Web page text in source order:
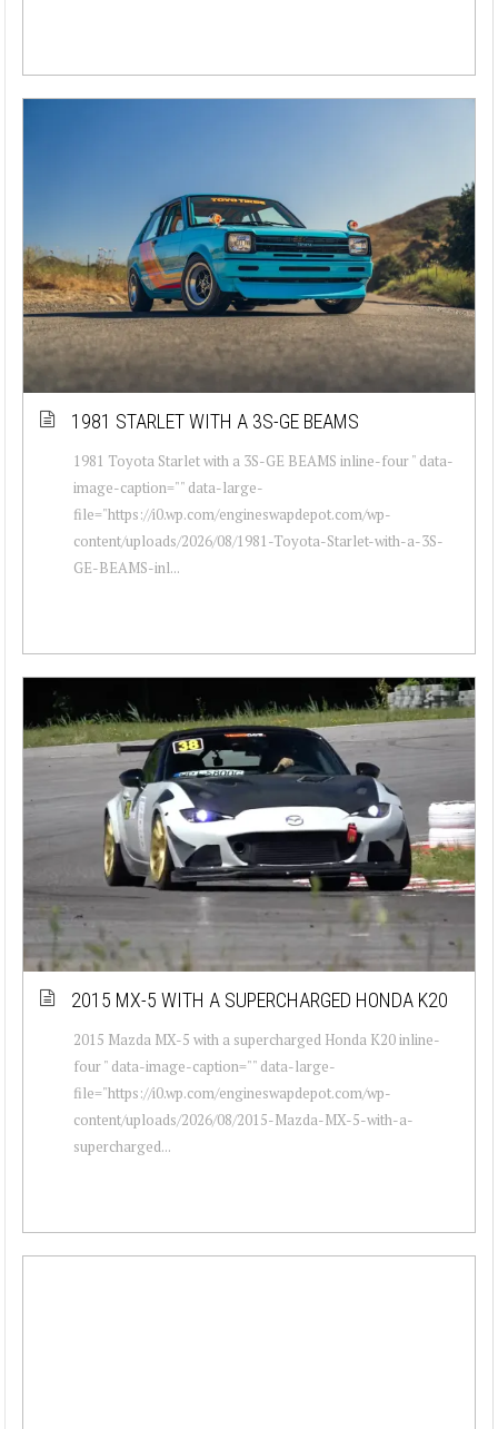
1981 STARLET WITH A 3S-GE BEAMS
1981 Toyota Starlet with a 3S-GE BEAMS inline-four " data-
image-caption="" data-large-
file="https://i0.wp.com/engineswapdepot.com/wp-
content/uploads/2026/08/1981-Toyota-Starlet-with-a-3S-
GE-BEAMS-inl...
2015 MX-5 WITH A SUPERCHARGED HONDA K20
2015 Mazda MX-5 with a supercharged Honda K20 inline-
four " data-image-caption="" data-large-
file="https://i0.wp.com/engineswapdepot.com/wp-
content/uploads/2026/08/2015-Mazda-MX-5-with-a-
supercharged...